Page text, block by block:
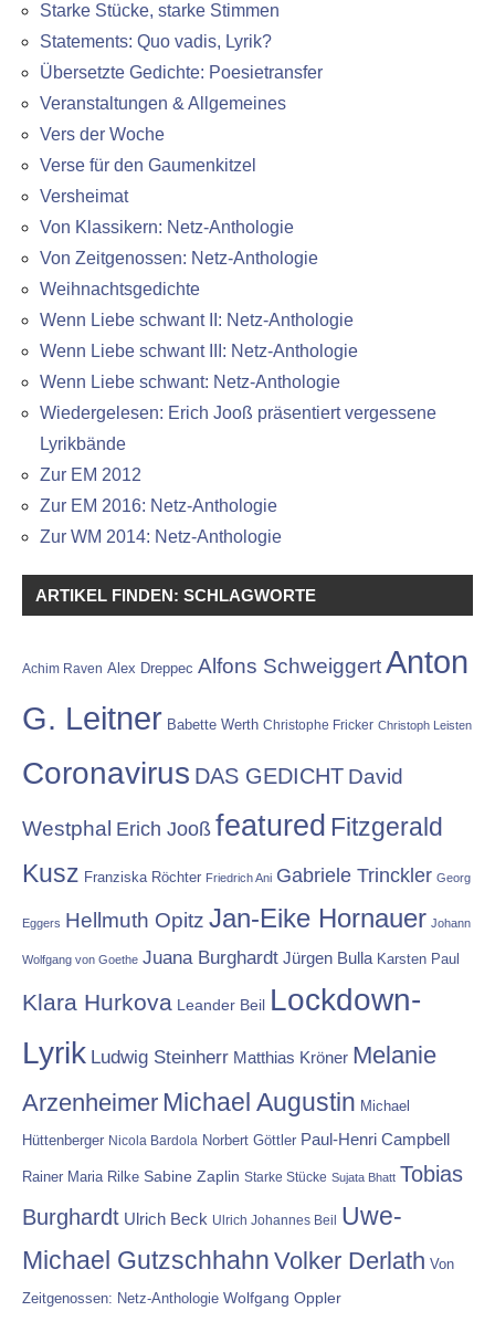
Starke Stücke, starke Stimmen
Statements: Quo vadis, Lyrik?
Übersetzte Gedichte: Poesietransfer
Veranstaltungen & Allgemeines
Vers der Woche
Verse für den Gaumenkitzel
Versheimat
Von Klassikern: Netz-Anthologie
Von Zeitgenossen: Netz-Anthologie
Weihnachtsgedichte
Wenn Liebe schwant II: Netz-Anthologie
Wenn Liebe schwant III: Netz-Anthologie
Wenn Liebe schwant: Netz-Anthologie
Wiedergelesen: Erich Jooß präsentiert vergessene
Lyrikbände
Zur EM 2012
Zur EM 2016: Netz-Anthologie
Zur WM 2014: Netz-Anthologie
ARTIKEL FINDEN: SCHLAGWORTE
Achim Raven Alex Dreppec Alfons SchweiggertAnton
G. Leitner Babette Werth Christophe Fricker Christoph Leisten
Coronavirus DAS GEDICHT David
Westphal Erich Jooß featured Fitzgerald
Kusz Franziska Röchter Friedrich Ani Gabriele Trinckler Georg
Eggers Hellmuth Opitz Jan-Eike Hornauer Johann
Wolfgang von Goethe Juana Burghardt Jürgen Bulla Karsten Paul
Klara Hurkova Leander Beil Lockdown-
Lyrik Ludwig Steinherr Matthias Kröner Melanie
Arzenheimer Michael Augustin Michael
Hüttenberger Nicola Bardola Norbert Göttler Paul-Henri Campbell
Rainer Maria Rilke Sabine Zaplin Starke Stücke Sujata Bhatt Tobias
Burghardt Ulrich Beck Ulrich Johannes Beil
Uwe-
Michael Gutzschhahn Volker Derlath Von
Zeitgenossen: Netz-Anthologie Wolfgang Oppler